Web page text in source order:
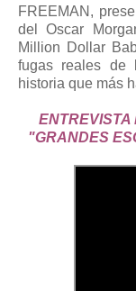
FREEMAN,
del Oscar
Million Dollar
fugas reales de
historia que más
ENTREVISTA
"GRANDES